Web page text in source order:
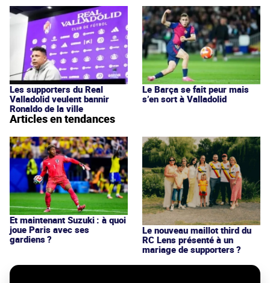
Les supporters du Real
Valladolid veulent bannir
Ronaldo de la ville
Le Barça se fait peur mais
s’en sort à Valladolid
Articles en tendances
Et maintenant Suzuki : à quoi
joue Paris avec ses
gardiens ?
Le nouveau maillot third du
RC Lens présenté à un
mariage de supporters ?